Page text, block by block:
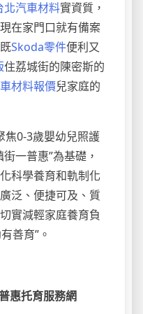
北汽車材料實資質，
在家門口就有備案
Skoda零件便利又
住荔城街的陳密斯的
材料報價兒家庭的
焦0-3歲嬰幼兒照護
一普惠”為基礎，
科學養育和軌制化
泛、便捷可及、質
實減輕家庭養育負
善育”。
惠托育服務網